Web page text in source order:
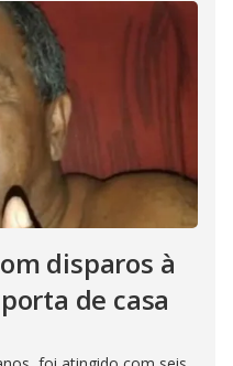
disparos à
de casa